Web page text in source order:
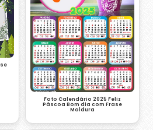
Foto Calendário 2025 Feliz
Páscoa Bom dia com Frase
Moldura